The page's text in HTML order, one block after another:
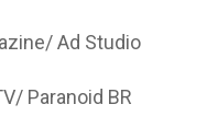
Ad Studio
Paranoid BR